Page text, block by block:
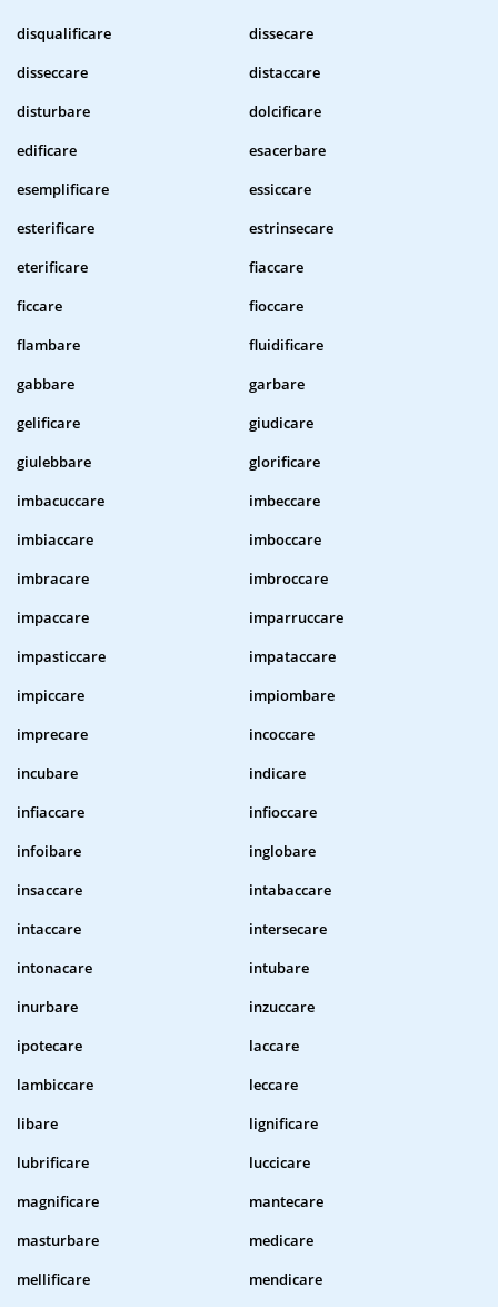
disqualificare
dissecare
disseccare
distaccare
disturbare
dolcificare
edificare
esacerbare
esemplificare
essiccare
esterificare
estrinsecare
eterificare
fiaccare
ficcare
fioccare
flambare
fluidificare
gabbare
garbare
gelificare
giudicare
giulebbare
glorificare
imbacuccare
imbeccare
imbiaccare
imboccare
imbracare
imbroccare
impaccare
imparruccare
impasticcare
impataccare
impiccare
impiombare
imprecare
incoccare
incubare
indicare
infiaccare
infioccare
infoibare
inglobare
insaccare
intabaccare
intaccare
intersecare
intonacare
intubare
inurbare
inzuccare
ipotecare
laccare
lambiccare
leccare
libare
lignificare
lubrificare
luccicare
magnificare
mantecare
masturbare
medicare
mellificare
mendicare